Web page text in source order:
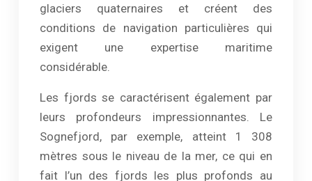
glaciers quaternaires et créent des
conditions de navigation particulières qui
exigent une expertise maritime
considérable.
Les fjords se caractérisent également par
leurs profondeurs impressionnantes. Le
Sognefjord, par exemple, atteint 1 308
mètres sous le niveau de la mer, ce qui en
fait l’un des fjords les plus profonds au